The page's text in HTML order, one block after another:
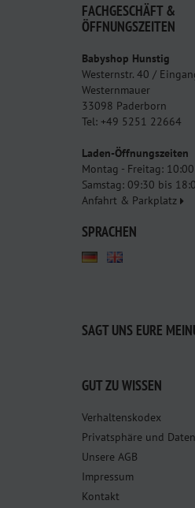
FACHGESCHÄFT &
ÖFFNUNGSZEITEN
Babyshop Hunstig
Westernstr. 40 /
Westernmauer
33098 Paderborn
Tel: +49 5251 22664
Laden-Öffnungszeiten
Montag - Freitag:
Samstag: 09:30 bis
Anfahrt & Parkplatz
SPRACHEN
SAGT UNS EURE
GUT ZU WISSEN
Verhaltenskodex
Privatsphäre und
Unsere AGB
Impressum
Kontakt